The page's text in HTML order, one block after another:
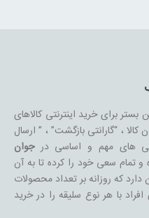
بستر برای خرید اینترنتی کالاهای
، “گارانتی بازگشت” ، ” ارسال
های مهم و اساسی درجوان
تمام سعی خود را کرده تا به آن
که روزانه بر تعداد محصولات
با هر نوع سلیقه را در خرید